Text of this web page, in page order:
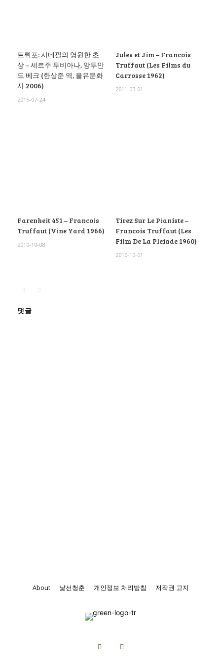
트뤼포: 시네필의 영원한 초
상 – 세르주 투비아나, 앙투안
드 베크 (한상준 역, 을유문화
사 2006)
2015-07-24
Jules et Jim – Francois
Truffaut (Les Films du
Carrosse 1962)
2011-03-01
Farenheit 451 – Francois
Truffaut (Vine Yard 1966)
2010-10-08
Tirez Sur Le Pianiste –
Francois Truffaut (Les
Film De La Pleiade 1960)
2010-10-01
댓글
About 낯선청춘 개인정보 처리방침 저작권 고지